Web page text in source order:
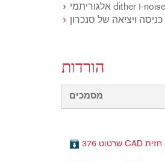
הורדות
מסמכים
376 שרטוט CAD חזית